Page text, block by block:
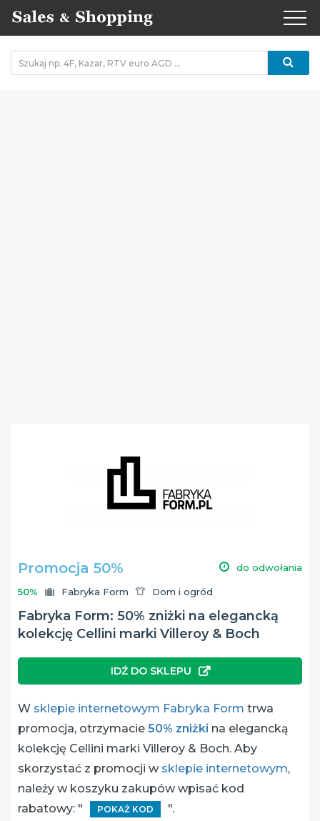
Promocja 50% do odwołania
50% Fabryka Form Dom i ogród
Fabryka Form: 50% zniżki na elegancką
kolekcję Cellini marki Villeroy & Boch
IDŹ DO SKLEPU
W sklepie internetowym Fabryka Form trwa
promocja, otrzymacie 50% zniżki na elegancką
kolekcję Cellini marki Villeroy & Boch. Aby
skorzystać z promocji w sklepie internetowym,
należy w koszyku zakupów wpisać kod
rabatowy: "
POKAŻ KOD
".